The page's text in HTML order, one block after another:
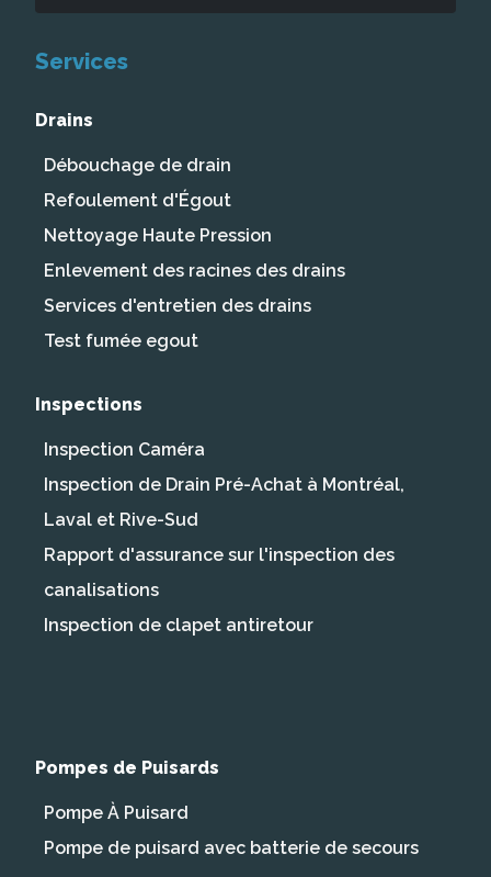
Services
Drains
Débouchage de drain
Refoulement d'Égout
Nettoyage Haute Pression
Enlevement des racines des drains
Services d'entretien des drains
Test fumée egout
Inspections
Inspection Caméra
Inspection de Drain Pré-Achat à Montréal,
Laval et Rive-Sud
Rapport d'assurance sur l'inspection des
canalisations
Inspection de clapet antiretour
Pompes de Puisards
Pompe À Puisard
Pompe de puisard avec batterie de secours